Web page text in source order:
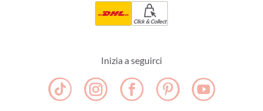
Click & Collect
Inizia a seguirci